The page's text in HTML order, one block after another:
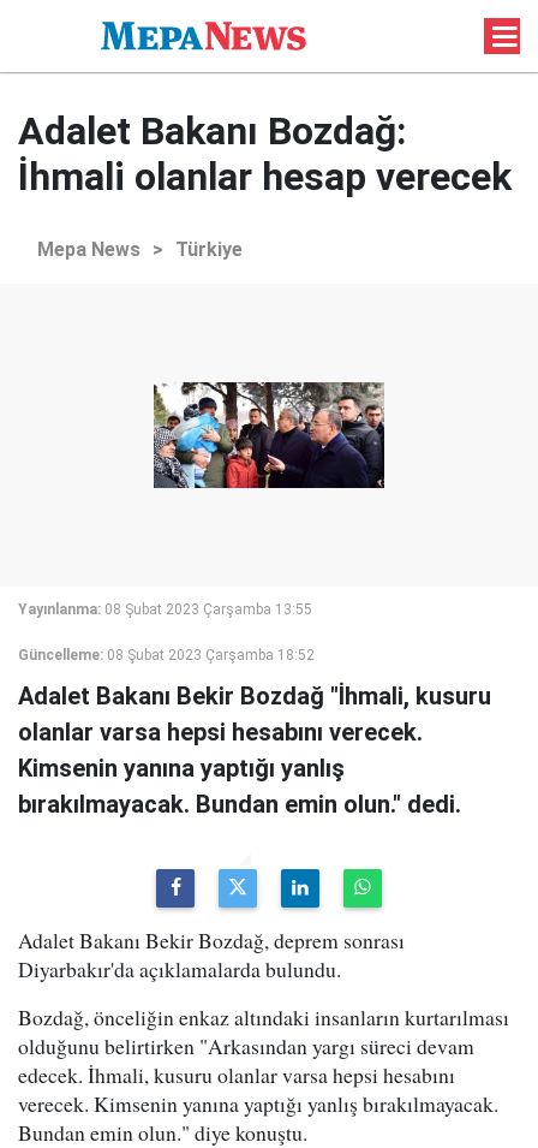
Adalet Bakanı Bozdağ:
İhmali olanlar hesap verecek
Mepa News > Türkiye
Yayınlanma: 08 Şubat 2023 Çarşamba 13:55
Güncelleme: 08 Şubat 2023 Çarşamba 18:52
Adalet Bakanı Bekir Bozdağ "İhmali, kusuru
olanlar varsa hepsi hesabını verecek.
Kimsenin yanına yaptığı yanlış
bırakılmayacak. Bundan emin olun." dedi.
Adalet Bakanı Bekir Bozdağ, deprem sonrası
Diyarbakır'da açıklamalarda bulundu.
Bozdağ, önceliğin enkaz altındaki insanların kurtarılması
olduğunu belirtirken "Arkasından yargı süreci devam
edecek. İhmali, kusuru olanlar varsa hepsi hesabını
verecek. Kimsenin yanına yaptığı yanlış bırakılmayacak.
Bundan emin olun." diye konuştu.